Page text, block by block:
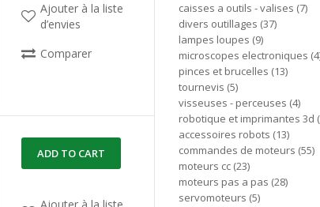
Ajouter à la liste
d’envies
Comparer
ADD TO CART
caisses a outils - valises 7
divers outillages 37
lampes loupes 9
microscopes electroniques 4
pinces et brucelles 13
tournevis 5
visseuses - perceuses 4
robotique et imprimantes 3d
accessoires robots 13
commandes de moteurs 55
moteurs cc 23
moteurs pas a pas 28
servomoteurs 5